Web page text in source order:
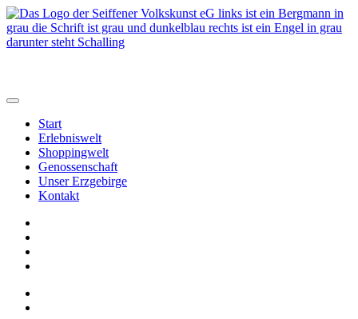
Start
Erlebniswelt
Shoppingwelt
Genossenschaft
Unser Erzgebirge
Kontakt